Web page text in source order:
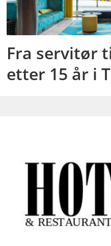
Fra servitør
etter 15 år i